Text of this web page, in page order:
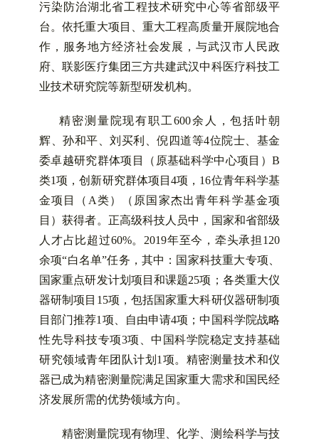
污染防治湖北省工程技术研究中心等省部级平
台。依托重大项目、重大工程高质量开展院地合
作，服务地方经济社会发展，与武汉市人民政
府、联影医疗集团三方共建武汉中科医疗科技工
业技术研究院等新型研发机构。
精密测量院现有职工600余人，包括叶朝
辉、孙和平、刘买利、倪四道等4位院士、基金
委卓越研究群体项目（原基础科学中心项目）B
类1项，创新研究群体项目4项，16位青年科学基
金项目（A类）（原国家杰出青年科学基金项
目）获得者。正高级科技人员中，国家和省部级
人才占比超过60%。2019年至今，牵头承担120
余项“白名单”任务，其中：国家科技重大专项、
国家重点研发计划项目和课题25项；各类重大仪
器研制项目15项，包括国家重大科研仪器研制项
目部门推荐1项、自由申请4项；中国科学院战略
性先导科技专项3项、中国科学院稳定支持基础
研究领域青年团队计划1项。精密测量技术和仪
器已成为精密测量院满足国家重大需求和国民经
济发展所需的优势领域方向。
精密测量院现有物理、化学、测绘科学与技